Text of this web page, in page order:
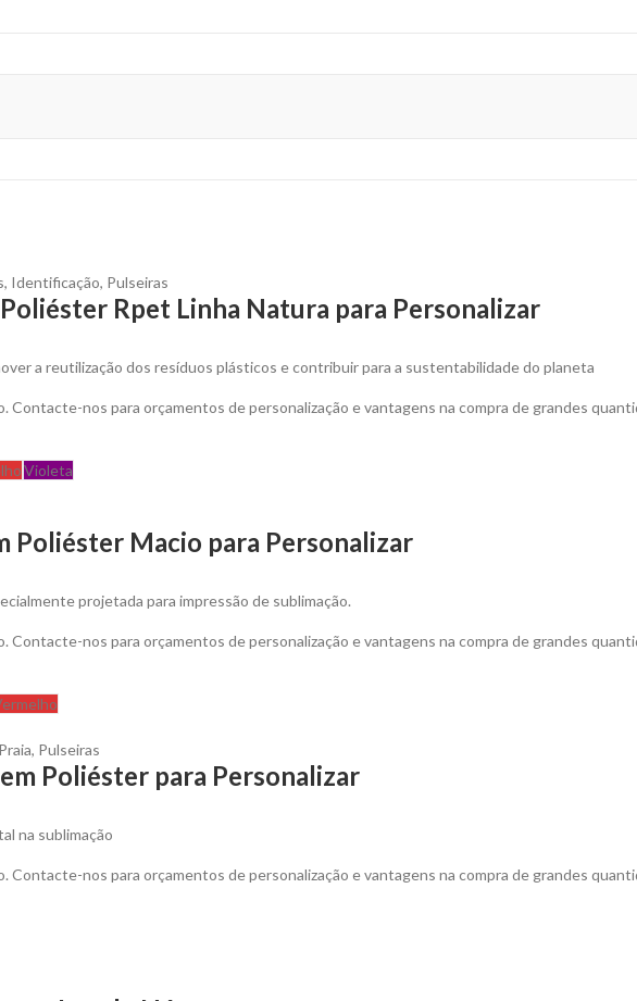
, Identificação, Pulseiras
Rpet Linha Natura para Personalizar
a reutilização dos resíduos plásticos e contribuir para a sustentabilidade do planeta
Contacte-nos para orçamentos de personalização e vantagens na compra de grandes
Violeta
Poliéster Macio para Personalizar
projetada para impressão de sublimação.
Contacte-nos para orçamentos de personalização e vantagens na compra de grandes
Praia, Pulseiras
Poliéster para Personalizar
na sublimação
Contacte-nos para orçamentos de personalização e vantagens na compra de grandes